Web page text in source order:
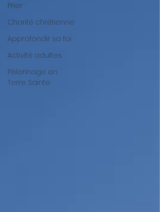
Prier
Charité chrétienne
Approfondir sa foi
Activité adultes
Pèlerinage en
Terre Sainte